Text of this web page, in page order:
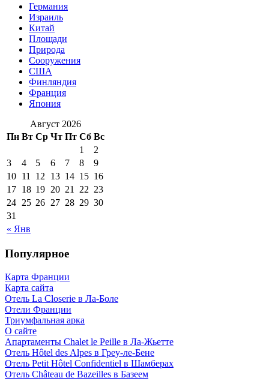
Германия
Израиль
Китай
Площади
Природа
Сооружения
США
Финляндия
Франция
Япония
Август 2026
Пн Вт Ср Чт Пт Сб Вс
« Янв
1
2
3
4 5 6 7 8
9
10 11 12 13 14 15 16
17 18 19 20 21 22 23
24 25 26 27 28 29 30
31
Популярное
Карта Франции
Карта сайта
Отель La Closerie в Ла-Боле
Отели Франции
Триумфальная арка
О сайте
Апартаменты Chalet le Peille в Ла-Жьетте
Отель Hôtel des Alpes в Греу-ле-Бене
Отель Petit Hôtel Confidentiel в Шамберах
Отель Château de Bazeilles в Базеем